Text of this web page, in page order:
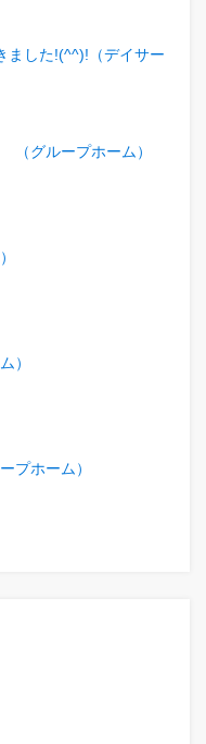
ました!(^^)!（デイサー
グループホーム）
）
プホーム）